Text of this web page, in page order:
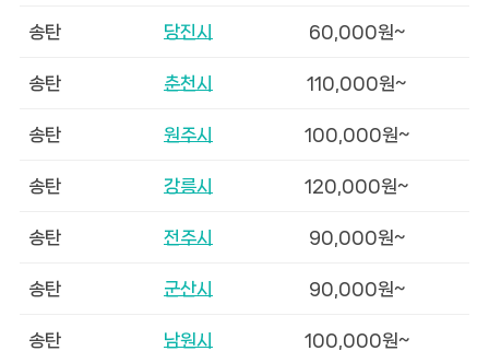
송탄 당진시 60,000원~
송탄 춘천시 110,000원~
송탄 원주시 100,000원~
송탄 강릉시 120,000원~
송탄 전주시 90,000원~
송탄 군산시 90,000원~
송탄 남원시 100,000원~